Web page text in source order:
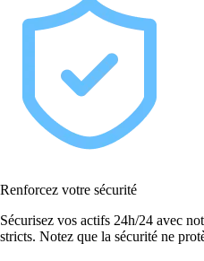
Renforcez votre sécurité
Sécurisez vos actifs 24h/24 avec
stricts. Notez que la sécurité ne